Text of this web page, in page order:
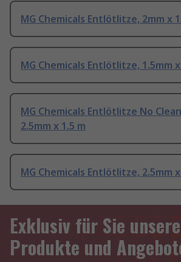
MG Chemicals Entlötlitze, 2mm x
MG Chemicals Entlötlitze, 1.5mm
MG Chemicals Entlötlitze No
2.5mm x 1.5 m
MG Chemicals Entlötlitze, 2.5mm
Exklusiv für Sie
Produkte und